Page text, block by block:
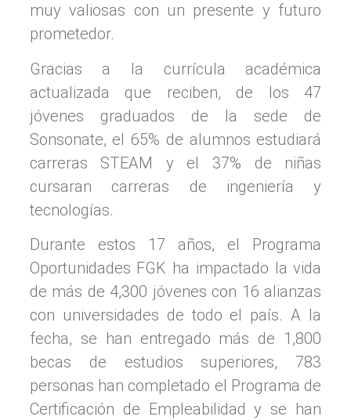
muy valiosas con un presente y futuro
prometedor.
Gracias a la currícula académica
actualizada que reciben, de los 47
jóvenes graduados de la sede de
Sonsonate, el 65% de alumnos estudiará
carreras STEAM y el 37% de niñas
cursaran carreras de ingeniería y
tecnologías.
Durante estos 17 años, el Programa
Oportunidades FGK ha impactado la vida
de más de 4,300 jóvenes con 16 alianzas
con universidades de todo el país. A la
fecha, se han entregado más de 1,800
becas de estudios superiores, 783
personas han completado el Programa de
Certificación de Empleabilidad y se han